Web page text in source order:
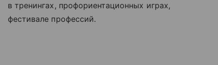
в тренингах, профориентационных играх,
фестивале профессий.